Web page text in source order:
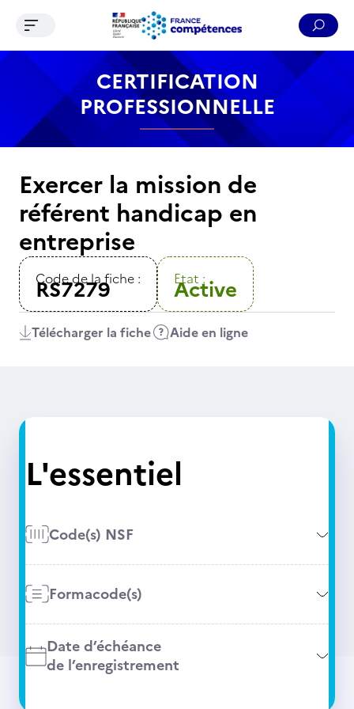
Contenu Recherche Menu Pied de page
Ouvrir le menu de navigation
CERTIFICATION
PROFESSIONNELLE
Exercer la mission de
référent handicap en
entreprise
Code de la fiche :
RS7279 Etat :
Active
Télécharger la fiche Aide en ligne
L'essentiel
Code(s) NSF
Formacode(s)
Date d’échéance
de l’enregistrement